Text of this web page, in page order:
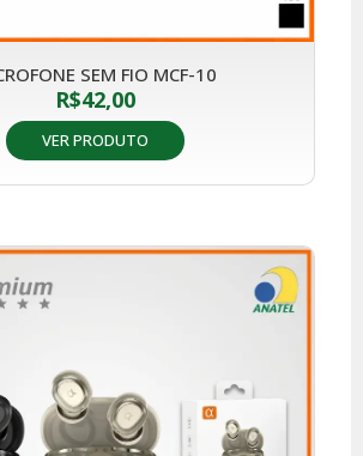
SEM FIO MCF-10
R$42,00
VER PRODUTO